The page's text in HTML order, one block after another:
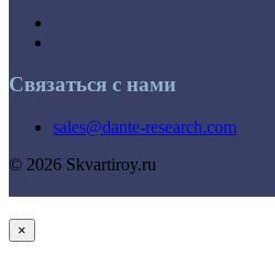
Связаться с нами
sales@dante-research.com
© 2026 Skvartiroy.ru
×